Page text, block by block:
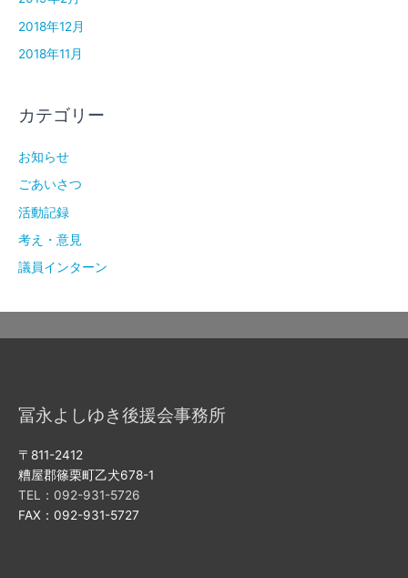
2018年12月
2018年11月
カテゴリー
お知らせ
ごあいさつ
活動記録
考え・意見
議員インターン
冨永よしゆき後援会事務所
〒811-2412
糟屋郡篠栗町乙犬678-1
TEL：092-931-5726
FAX：092-931-5727